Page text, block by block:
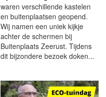
waren verschillende kastelen
en buitenplaatsen geopend.
Wij namen een uniek kijkje
achter de schermen bij
Buitenplaats Zeerust. Tijdens
dit bijzondere bezoek doken...